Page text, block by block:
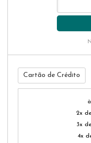
Cartão de Crédito
2x de
3x de
4x